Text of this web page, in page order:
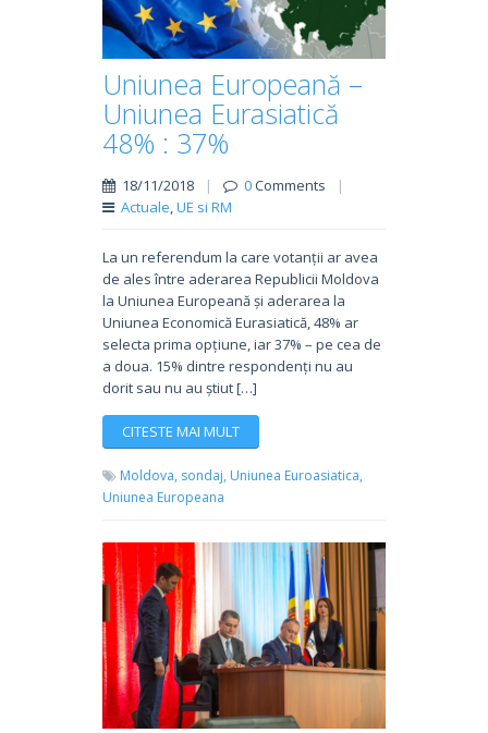
Uniunea Europeană –
Uniunea Eurasiatică
48% : 37%
18/11/2018 | 0Comments
|
Actuale,UE si RM
La un referendum la care votanții ar avea
de ales între aderarea Republicii Moldova
la Uniunea Europeană și aderarea la
Uniunea Economică Eurasiatică, 48% ar
selecta prima opțiune, iar 37% – pe cea de
a doua. 15% dintre respondenți nu au
dorit sau nu au știut […]
CITESTE MAI MULT
Moldova, sondaj, Uniunea Euroasiatica,
Uniunea Europeana